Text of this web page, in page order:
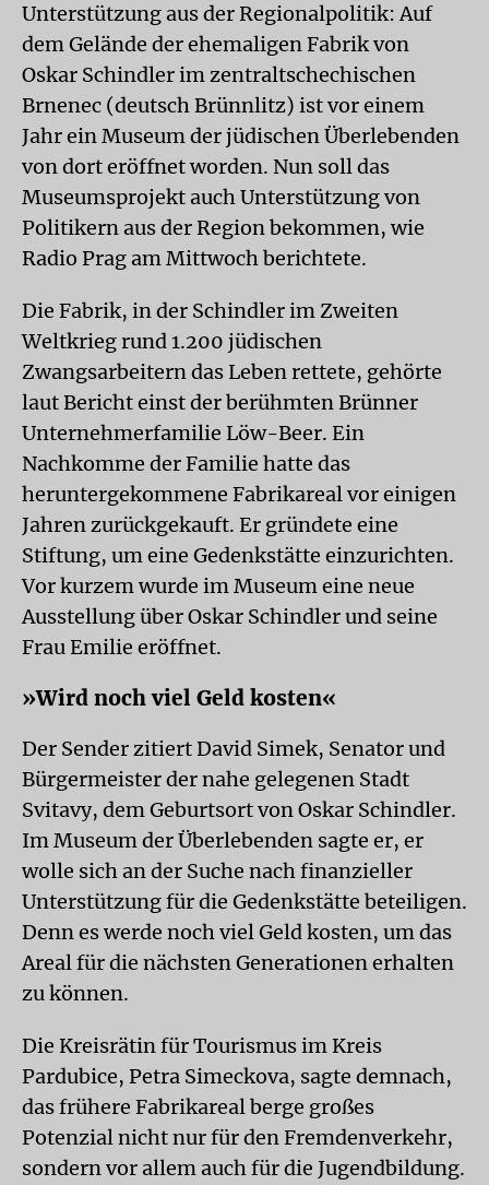
Unterstützung aus der Regionalpolitik: Auf
dem Gelände der ehemaligen Fabrik von
Oskar Schindler im zentraltschechischen
Brnenec (deutsch Brünnlitz) ist vor einem
Jahr ein Museum der jüdischen Überlebenden
von dort eröffnet worden. Nun soll das
Museumsprojekt auch Unterstützung von
Politikern aus der Region bekommen, wie
Radio Prag am Mittwoch berichtete.
Die Fabrik, in der Schindler im Zweiten
Weltkrieg rund 1.200 jüdischen
Zwangsarbeitern das Leben rettete, gehörte
laut Bericht einst der berühmten Brünner
Unternehmerfamilie Löw-Beer. Ein
Nachkomme der Familie hatte das
heruntergekommene Fabrikareal vor einigen
Jahren zurückgekauft. Er gründete eine
Stiftung, um eine Gedenkstätte einzurichten.
Vor kurzem wurde im Museum eine neue
Ausstellung über Oskar Schindler und seine
Frau Emilie eröffnet.
»Wird noch viel Geld kosten«
Der Sender zitiert David Simek, Senator und
Bürgermeister der nahe gelegenen Stadt
Svitavy, dem Geburtsort von Oskar Schindler.
Im Museum der Überlebenden sagte er, er
wolle sich an der Suche nach finanzieller
Unterstützung für die Gedenkstätte beteiligen.
Denn es werde noch viel Geld kosten, um das
Areal für die nächsten Generationen erhalten
zu können.
Die Kreisrätin für Tourismus im Kreis
Pardubice, Petra Simeckova, sagte demnach,
das frühere Fabrikareal berge großes
Potenzial nicht nur für den Fremdenverkehr,
sondern vor allem auch für die Jugendbildung.